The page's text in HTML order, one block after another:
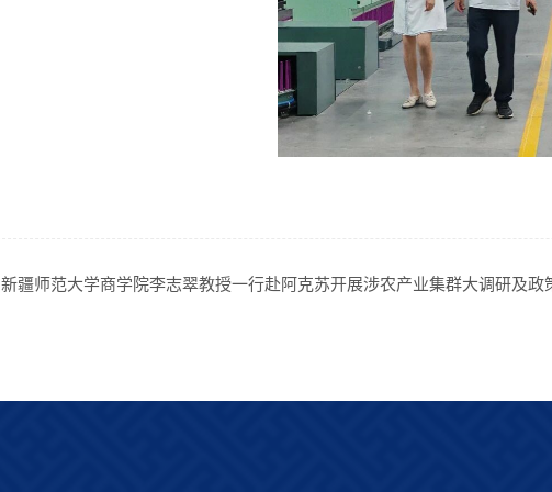
新疆师范大学商学院李志翠教授一行赴阿克苏开展涉农产业集群大调研及政